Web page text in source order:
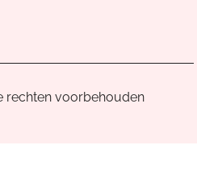
Cvandaag
van
rechten voorbehouden